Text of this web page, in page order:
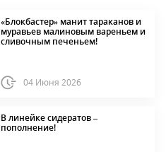
«Блокбастер» манит тараканов и
муравьев малиновым вареньем и
сливочным печеньем!
04 Июня 2026
В линейке сидератов –
пополнение!